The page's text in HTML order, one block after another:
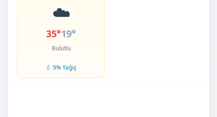
☁️
35°19°
Bulutlu
💧 9% Yağış